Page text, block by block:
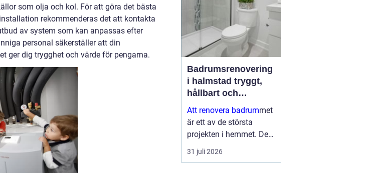
som olja och kol. För att göra det bästa
rekommenderas det att kontakta
av system som kan anpassas efter
personal säkerställer att din
ger dig trygghet och värde för pengarna.
e...
Badrumsrenovering
i halmstad tryggt,
hållbart och
genomtänkt
Att renovera badrummet
är ett av de största
projekten i hemmet. Det
påverkar både vardagen,
bostadens värde och
31 juli 2026